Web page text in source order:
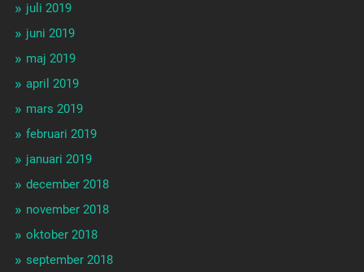
juli 2019
juni 2019
maj 2019
april 2019
mars 2019
februari 2019
januari 2019
december 2018
november 2018
oktober 2018
september 2018